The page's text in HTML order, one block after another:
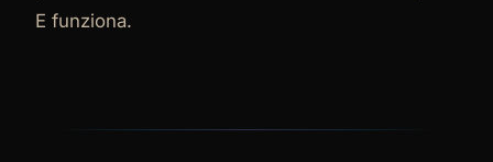
E funziona.